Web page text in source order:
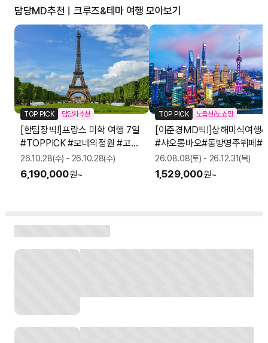
담당MD추천ㅣ크루즈&테마 여행 모아보기
TOP PICK 담당자추천
[한팀장픽!]프랑스 미학 여행 7일
#TOPPICK #모네의정원 #고흐
#대한항공직항
26.10.28(수) - 26.10.28(수)
6,190,000원~
TOP PICK 노옵션/노쇼핑
[이준경MD픽!]상해미식여행
#샤오롱바오#동방명주뷔페
자유시간
26.08.08(토) - 26.12.31(목)
1,529,000원~